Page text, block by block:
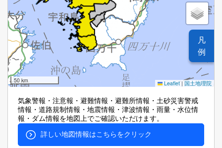
凡
例
50 km Leaflet | 国土地理院
気象警報・注意報・避難情報・避難所情報・土砂災害警戒
情報・道路規制情報・地震情報・津波情報・雨量・水位情
報・ダム情報を地図上でご確認いただけます。
詳しい地図情報はこちらをクリック